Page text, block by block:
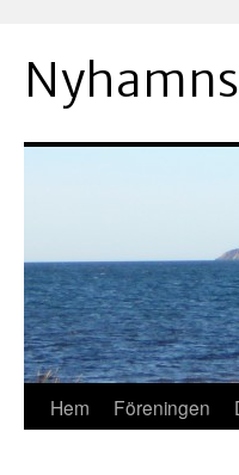
innehåll
Hem Föreningen